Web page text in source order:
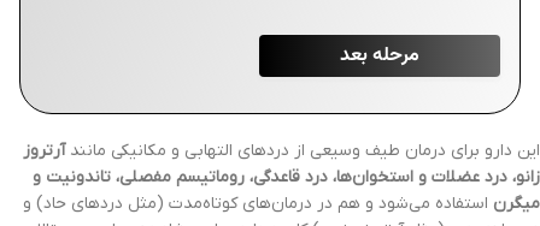
این دارو برای درمان طیف وسیعی از دردهای التهابی و مکانیکی مانندآرتروز
زانو، درد عضلات و استخوان‌ها، درد قاعدگی، روماتیسم مفصلی، تاندونیت و
میگرن استفاده می‌شود و هم در درمان‌های کوتاه‌مدت (مثل دردهای حاد) و